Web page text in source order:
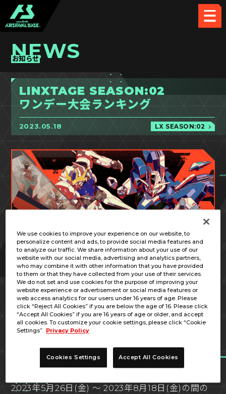
NEWS
お知らせ
LINXTAGE SEASON:02
ワンデー大会ランキング
2023.05.18 LX SEASON:02
毎週金曜日に開催される、ランクがシルバー5以上
のユーザーが参加できる大会です。
大会期間中に3回挑戦でき、その3回で得たポイン
トの合計で大会の順位を競います。
開催期間
2023年5月26日(金) ～ 2023年8月18日(金)の間の
We use cookies to improve your experience on our website, to
personalize content and ads, to provide social media features and
to analyze our traffic. We share information about your use of our
website with our social media, advertising and analytics partners,
who may combine it with other information that you have provided
to them or that they have collected from your use of their services.
We do not set and use cookies for the purpose of improving your
website experience or advertisement or social media features or
web access analytics for our users under 16 years of age. Please
click “Reject All Cookies” if you are below the age of 16. Please click
“Accept All Cookies” if you are 16 years of age or older, and accept
all cookies. To customize your cookie settings, please click “Cookie
Settings”. Privacy Policy
Cookies Settings Accept All Cookies